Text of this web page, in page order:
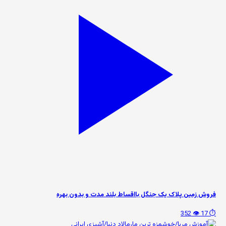
فروش زمین پلاک یک جنگل بااقساط بلند مدت و بدون بهره
⏱️ 17
👁️ 352